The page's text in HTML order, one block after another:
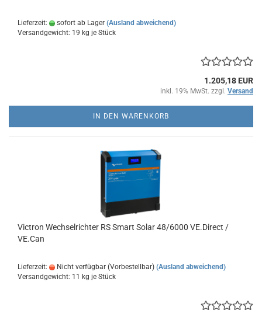
Lieferzeit: sofort ab Lager (Ausland abweichend)
Versandgewicht: 19 kg je Stück
1.205,18 EUR
inkl. 19% MwSt. zzgl. Versand
IN DEN WARENKORB
Victron Wechselrichter RS Smart Solar 48/6000 VE.Direct /
VE.Can
Lieferzeit: Nicht verfügbar (Vorbestellbar) (Ausland abweichend)
Versandgewicht: 11 kg je Stück